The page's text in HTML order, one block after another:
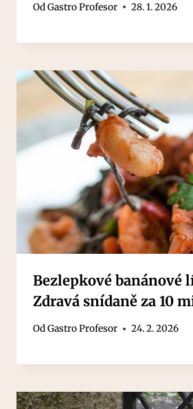
OdGastro Profesor 28. 1. 2026
Bezlepkové banánové
Zdravá snídaně za 10
OdGastro Profesor 24. 2. 2026